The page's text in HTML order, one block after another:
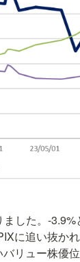
した。-3.9%
に追い抜かれ
リュー株優